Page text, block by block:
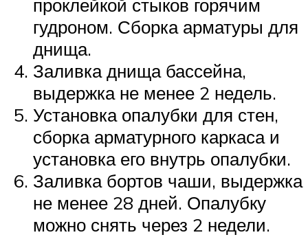
проклейкой стыков горячим
гудроном. Сборка арматуры для
днища.
Заливка днища бассейна,
выдержка не менее 2 недель.
Установка опалубки для стен,
сборка арматурного каркаса и
установка его внутрь опалубки.
Заливка бортов чаши, выдержка
не менее 28 дней. Опалубку
можно снять через 2 недели.